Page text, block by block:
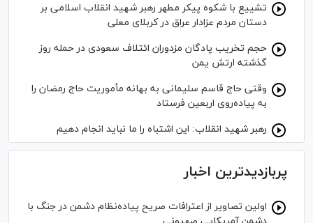
تشییع با شکوه پیکر مطهر رهبر شهید انقلاب اسلامی بر
دستان مردم عزادار عراق در کربلای معلی
حجم تخریب پادگان مزدوران ائتلاف سعودی در حمله روز
گذشته ارتش یمن
وقتی حاج قاسم سلیمانی به بهانه مأموریت حاج رمضان را
به پیاده‌روی اربعین فرستاد
رهبر شهید انقلاب: این اشتباه را ما نباید انجام دهیم
پربازدیدترین اخبار
اولین تصاویر از اعترافات صریح پیاده‌نظام‌ دشمن در جنگ با